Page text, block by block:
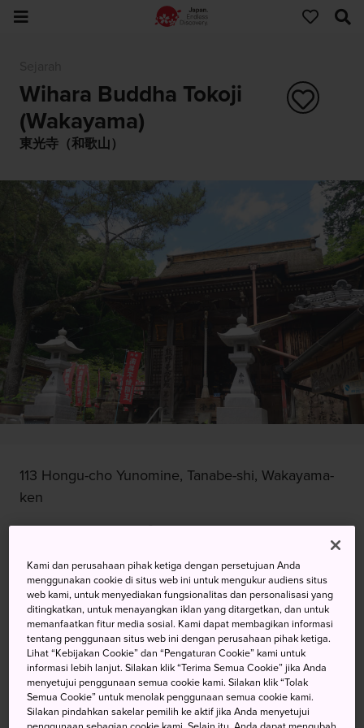
Wihara Buddha Tokoji
(Wakayama)
東光寺（和歌山）
113 Hongu-cho Yunomine, Tanabe-shi, Wakayama-
ken
Dapatkan Info Transit
KATA KUNCI PETA
Wihara Buddha untuk
Penyembuhan di Antara Mata
Kami dan perusahaan pihak ketiga dengan persetujuan Anda
menggunakan cookie di situs web ini untuk mengukur audiens situs
web kami, untuk menyediakan fungsionalitas dan personalisasi yang
ditingkatkan, untuk menayangkan iklan yang ditargetkan, dan untuk
memanfaatkan fitur media sosial. Kami dapat membagikan informasi
tentang penggunaan situs web ini dengan perusahaan pihak ketiga.
Lihat “Kebijakan Cookie” dan “Pengaturan Cookie” kami untuk
informasi lebih lanjut. Silakan klik “Terima Semua Cookie” jika Anda
menyetujui penggunaan semua cookie kami. Silakan klik “Tolak
Semua Cookie” untuk menolak penggunaan semua cookie kami.
Silakan pindahkan sakelar pemilih ke aktif jika Anda menyetujui